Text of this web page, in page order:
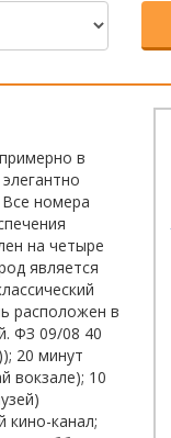
в
номера
на четыре
является
расположен в
ФЗ 09/08 40
20 минут
вокзале); 10
кино-канал;